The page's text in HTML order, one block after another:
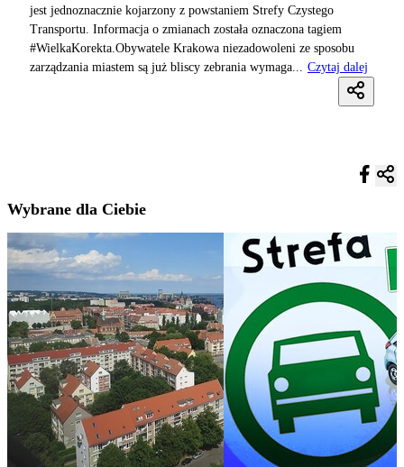
jest jednoznacznie kojarzony z powstaniem Strefy Czystego
Transportu. Informacja o zmianach została oznaczona tagiem
#WielkaKorekta.Obywatele Krakowa niezadowoleni ze sposobu
zarządzania miastem są już bliscy zebrania wymaga...
Czytaj dalej
Wybrane dla Ciebie